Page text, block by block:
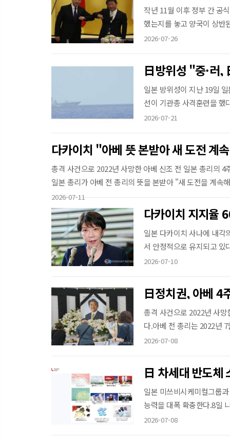
작년 11월 이후 정부 간 공
했는지를 놓고 양국이 상반
2026-07-26
日방위성 "중·러
일본 방위성이 지난 19일
선이 기관총 사격훈련을 했
2026-07-21
다카이치 "아베 뜻 본받아 새 도전 계
총격 사건으로 2022년 사망한 아베 신조 전 일본 총리의
일본 총리가 아베 전 총리의 뜻을 본받아 "새 도전을 계
카...
2026-07-11
다카이치 지지율
일본 다카이치 사나에 내각
서 안정적으로 유지되고 있
2026-07-10
日정치권, 아베
총격 사건으로 2022년 사
다.아베 전 총리는 2022년
2026-07-08
日 차세대 반도체
일본 미쓰비시케미컬그룹
능력을 대폭 확충한다.8일
2026-07-08